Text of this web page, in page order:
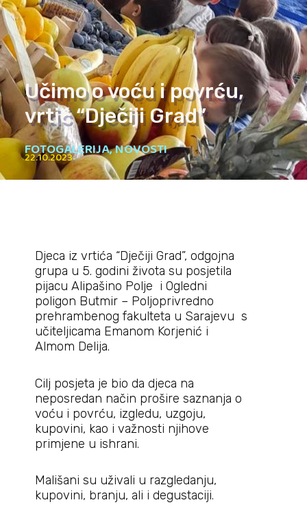
Učimo o voću i povrću,
vrtić “Dječiji Grad”
FOTOGALERIJA,NOVOSTI
22.10.2023
Djeca iz vrtića “Dječiji Grad”, odgojna
grupa u 5. godini života su posjetila
pijacu Alipašino Polje i Ogledni
poligon Butmir – Poljoprivredno
prehrambenog fakulteta u Sarajevu s
učiteljicama Emanom Korjenić i
Almom Delija.
Cilj posjeta je bio da djeca na
neposredan način prošire saznanja o
voću i povrću, izgledu, uzgoju,
kupovini, kao i važnosti njihove
primjene u ishrani.
Mališani su uživali u razgledanju,
kupovini, branju, ali i degustaciji.